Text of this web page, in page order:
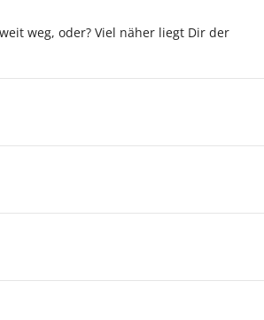
weg, oder? Viel näher liegt Dir der